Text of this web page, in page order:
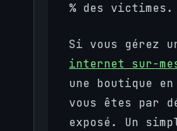
% des victimes.
Si vous gérez
internet sur-
une boutique
vous êtes par
exposé. Un